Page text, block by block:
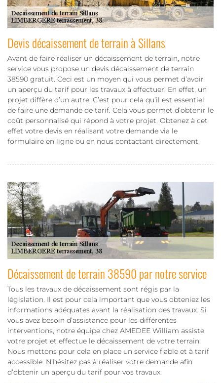
Devis décaissement de terrain à Sillans
Avant de faire réaliser un décaissement de terrain, notre
service vous propose un devis décaissement de terrain
38590 gratuit. Ceci est un moyen qui vous permet d’avoir
un aperçu du tarif pour les travaux à effectuer. En effet, un
projet diffère d’un autre. C’est pour cela qu’il est essentiel
de faire une demande de tarif. Cela vous permet d’obtenir le
coût personnalisé qui répond à votre projet. Obtenez à cet
effet votre devis en réalisant votre demande via le
formulaire en ligne ou en nous contactant directement.
Décaissement de terrain 38590 par notre service
Tous les travaux de décaissement sont régis par la
législation. Il est pour cela important que vous obteniez les
informations adéquates avant la réalisation des travaux. Si
vous avez besoin d’assistance pour les différentes
interventions, notre équipe chez AMEDEE William assiste
votre projet et effectue le décaissement de votre terrain.
Nous mettons pour cela en place un service fiable et à tarif
accessible. N’hésitez pas à réaliser votre demande afin
d’obtenir un aperçu du tarif pour vos travaux.